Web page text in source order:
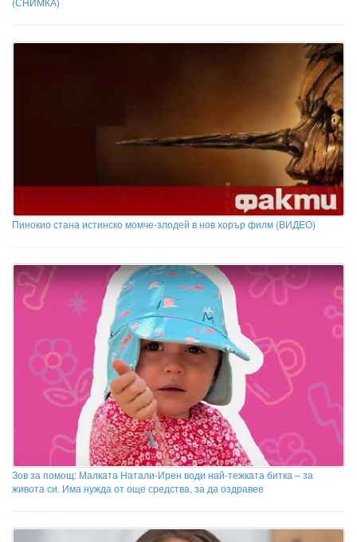
Пинокио стана истинско момче-злодей в нов хорър филм (ВИДЕО)
Зов за помощ: Малката Натали-Ирен води най-тежката битка – за
живота си. Има нужда от още средства, за да оздравее